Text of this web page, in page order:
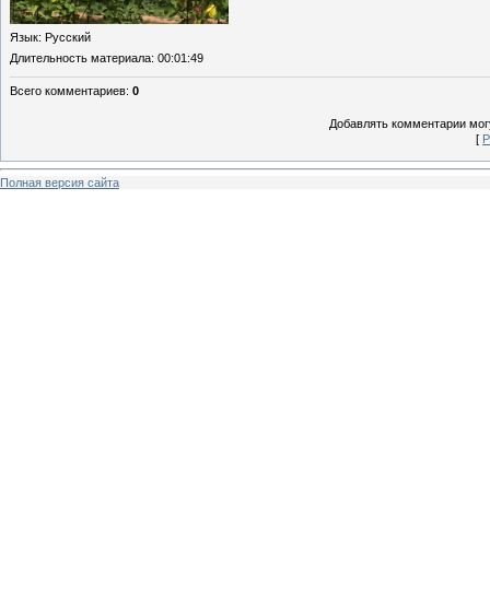
Язык: Русский
Длительность материала: 00:01:49
Всего комментариев: 0
Добавлять комментарии
[
Полная версия сайта